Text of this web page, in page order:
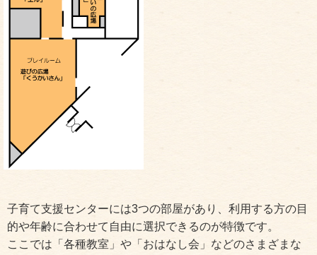
子育て支援センターには3つの部屋があり、利用する方の目
的や年齢に合わせて自由に選択できるのが特徴です。
ここでは「各種教室」や「おはなし会」などのさまざまな